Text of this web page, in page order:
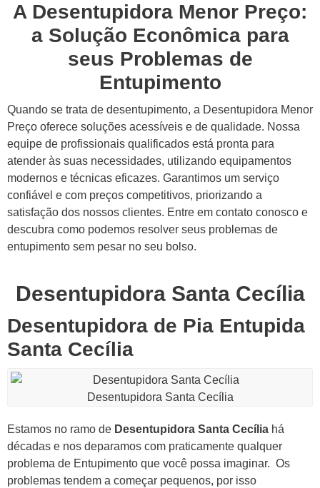
A Desentupidora Menor Preço:
a Solução Econômica para
seus Problemas de
Entupimento
Quando se trata de desentupimento, a Desentupidora Menor
Preço oferece soluções acessíveis e de qualidade. Nossa
equipe de profissionais qualificados está pronta para
atender às suas necessidades, utilizando equipamentos
modernos e técnicas eficazes. Garantimos um serviço
confiável e com preços competitivos, priorizando a
satisfação dos nossos clientes. Entre em contato conosco e
descubra como podemos resolver seus problemas de
entupimento sem pesar no seu bolso.
Desentupidora Santa Cecília
Desentupidora de Pia Entupida
Santa Cecília
Desentupidora Santa Cecília
Estamos no ramo de Desentupidora Santa Cecília há
décadas e nos deparamos com praticamente qualquer
problema de Entupimento que você possa imaginar. Os
problemas tendem a começar pequenos, por isso